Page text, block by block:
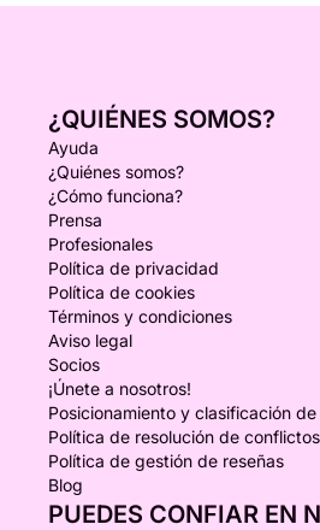
¿QUIÉNES SOMOS?
Ayuda
¿Quiénes somos?
¿Cómo funciona?
Prensa
Profesionales
Política de privacidad
Política de cookies
Términos y condiciones
Aviso legal
Socios
¡Únete a nosotros!
Posicionamiento y clasificación
Política de resolución de conflictos
Política de gestión de reseñas
Blog
PUEDES CONFIAR EN